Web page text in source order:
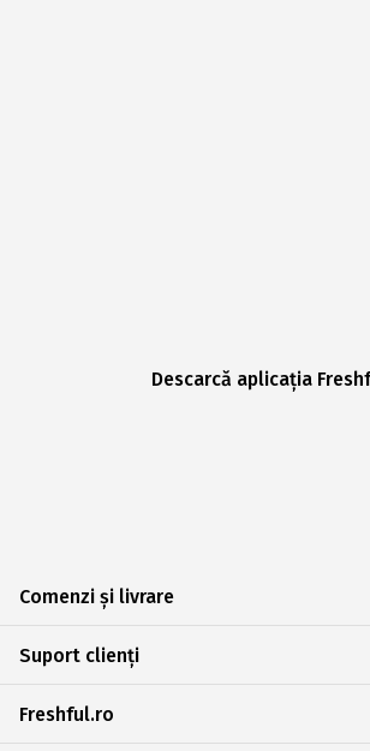
Descarcă aplicația
Comenzi și livrare
Suport clienți
Freshful.ro